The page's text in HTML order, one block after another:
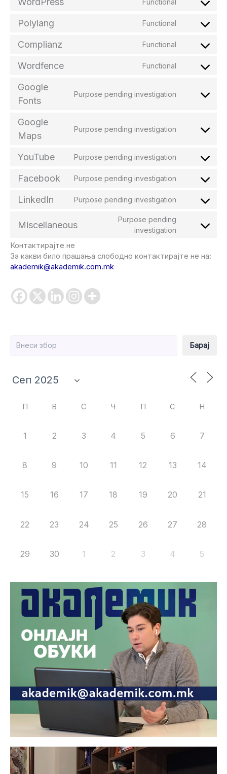
Functional
Consent
service
Polylang Functional
Consent
service
Complianz Functional
Consent
service
Wordfence Functional
Consent
service
wordfence
Google
Fonts
Purpose pending investigation
Consent
google-
Google
Maps
Purpose pending investigation
Consent
google-
YouTube Purpose pending investigation
Consent
service
Facebook Purpose pending investigation
Consent
service
LinkedIn Purpose pending investigation
Consent
service
Miscellaneous
Purpose pending
investigation
Consent
Контактирајте не
За какви било прашања слободно контактирајте не на:
akademik@akademik.com.mk
Барај
П В С Ч П С Н
1 2 3 4 5 6 7
8 9 10 11 12 13 14
15 16 17 18 19 20 21
22 23 24 25 26 27 28
29 30 1 2 3 4 5